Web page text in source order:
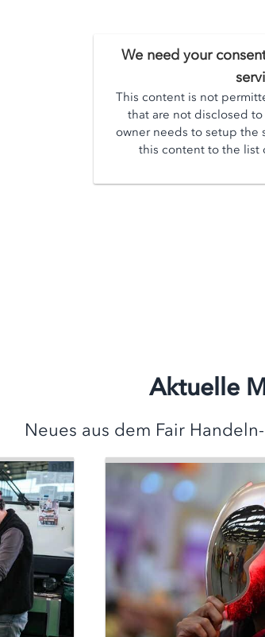
We need your
This content is not
that are not disclosed
owner needs to setup the
this content to the list
Aktuelle
Neues aus dem Fair